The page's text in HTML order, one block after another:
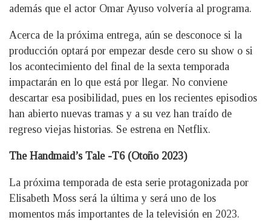
además que el actor Omar Ayuso volvería al programa.
Acerca de la próxima entrega, aún se desconoce si la
producción optará por empezar desde cero su show o si
los acontecimiento del final de la sexta temporada
impactarán en lo que está por llegar. No conviene
descartar esa posibilidad, pues en los recientes episodios
han abierto nuevas tramas y a su vez han traído de
regreso viejas historias. Se estrena en Netflix.
The Handmaid’s Tale -T6 (Otoño 2023)
La próxima temporada de esta serie protagonizada por
Elisabeth Moss será la última y será uno de los
momentos más importantes de la televisión en 2023.